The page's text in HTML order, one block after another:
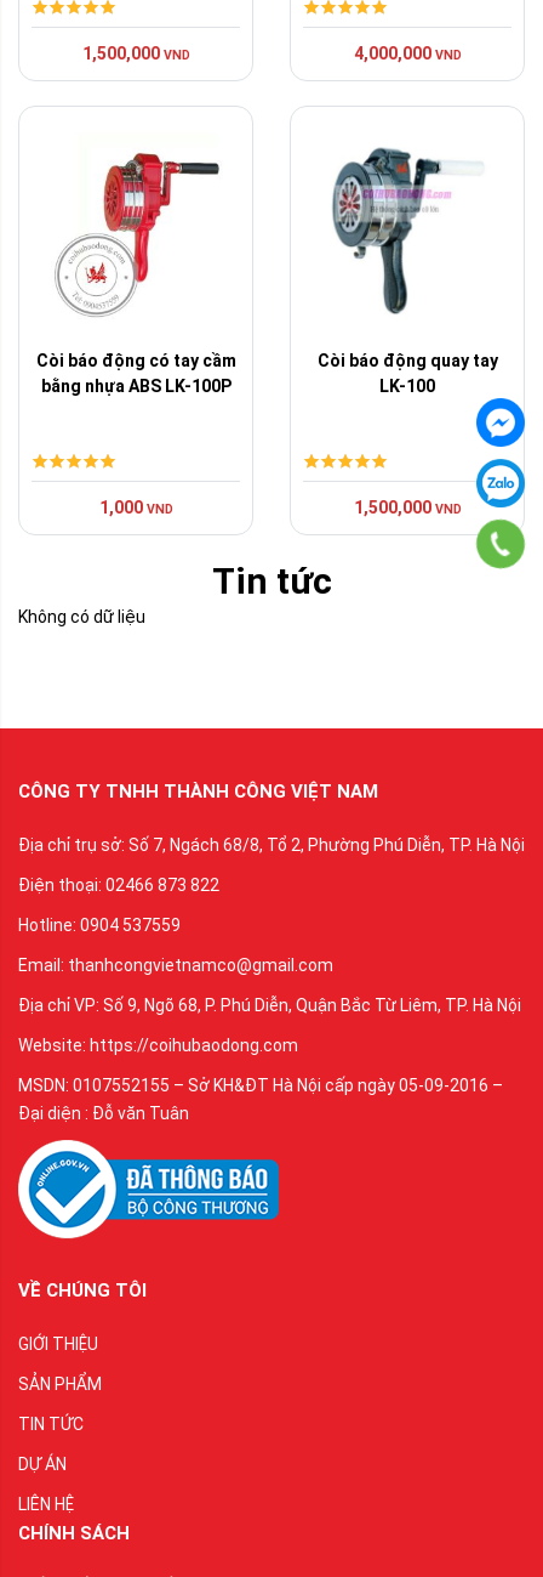
1,500,000 VND 4,000,000 VND
Còi báo động có tay cầm
bằng nhựa ABS LK-100P
1,000 VND
Còi báo động quay tay
LK-100
1,500,000 VND
Tin tức
Không có dữ liệu
CÔNG TY TNHH THÀNH CÔNG VIỆT NAM
Địa chỉ trụ sở: Số 7, Ngách 68/8, Tổ 2, Phường Phú Diễn, TP. Hà Nội
Điện thoại: 02466 873 822
Hotline: 0904 537559
Email: thanhcongvietnamco@gmail.com
Địa chỉ VP: Số 9, Ngõ 68, P. Phú Diễn, Quận Bắc Từ Liêm, TP. Hà Nội
Website: https://coihubaodong.com
MSDN: 0107552155 – Sở KH&ĐT Hà Nội cấp ngày 05-09-2016 –
Đại diện : Đỗ văn Tuân
VỀ CHÚNG TÔI
GIỚI THIỆU
SẢN PHẨM
TIN TỨC
DỰ ÁN
LIÊN HỆ
CHÍNH SÁCH